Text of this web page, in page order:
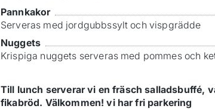
Pannkakor
Serveras med jordgubbssylt och vispgrädde
Nuggets
Krispiga nuggets serveras med pommes och
Till lunch serverar vi en fräsch salladsbuffé,
fikabröd. Välkommen! vi har fri parkering